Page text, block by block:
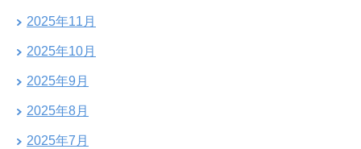
2025年11月
2025年10月
2025年9月
2025年8月
2025年7月